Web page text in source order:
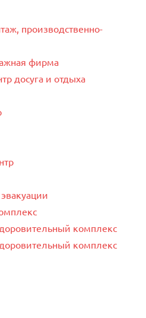
производственно-
фирма
досуга и отдыха
комплекс
комплекс